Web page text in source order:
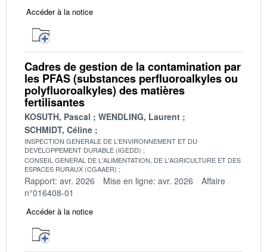
Accéder à la notice
Cadres de gestion de la contamination par
les PFAS (substances perfluoroalkyles ou
polyfluoroalkyles) des matières
fertilisantes
KOSUTH, Pascal
WENDLING, Laurent
SCHMIDT, Céline
INSPECTION GENERALE DE L'ENVIRONNEMENT ET DU
DEVELOPPEMENT DURABLE (IGEDD)
CONSEIL GENERAL DE L'ALIMENTATION, DE L'AGRICULTURE ET DES
ESPACES RURAUX (CGAAER)
Rapport: avr. 2026 Mise en ligne: avr. 2026
Affaire
n°016408-01
Accéder à la notice